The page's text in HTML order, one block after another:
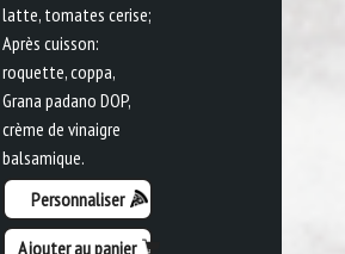
latte, tomates cerise;
Après cuisson:
roquette, coppa,
Grana padano DOP,
crème de vinaigre
balsamique.
Personnaliser
Ajouter au panier